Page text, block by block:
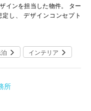
インを担当した物件。 ター
し、 デザインコンセプト
インテリア
所